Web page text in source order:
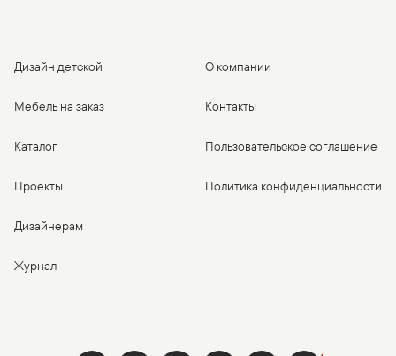
Дизайн детской
Мебель на заказ
Каталог
Проекты
Дизайнерам
Журнал
О компании
Контакты
Пользовательское соглашение
Политика конфиденциальности